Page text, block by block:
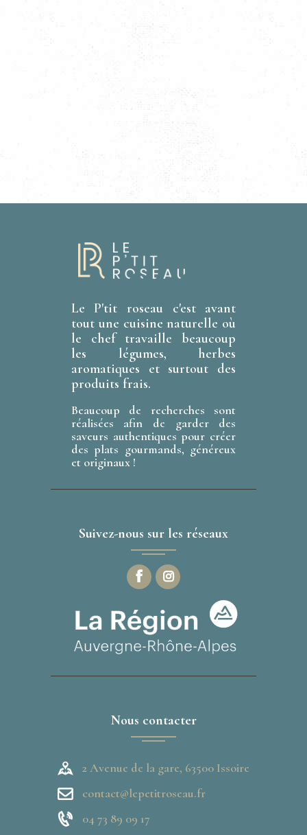
Le P'tit roseau c'est avant
tout une cuisine naturelle où
le chef travaille beaucoup
les légumes, herbes
aromatiques et surtout des
produits frais.
Beaucoup de recherches sont
réalisées afin de garder des
saveurs authentiques pour créer
des plats gourmands, généreux
et originaux !
Suivez-nous sur les réseaux
Nous contacter
2 Avenue de la gare, 63500 Issoire
contact@lepetitroseau.fr
04 73 89 09 17